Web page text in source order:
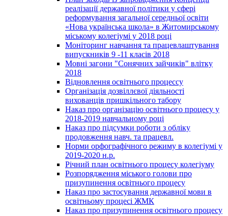
реалізації державної політики у сфері
реформування загальної середньої освіти
«Нова українська школа» в Житомирському
міському колегіумі у 2018 році
Моніторинг навчання та працевлаштування
випускників 9 -11 класів 2018
Мовні загони "Сонячних зайчиків" влітку
2018
Відновлення освітнього процессу
Організація дозвіллєвої діяльності
вихованців пришкільного табору
Наказ про організацію освітнього процесу у
2018-2019 навчальному році
Наказ про підсумки роботи з обліку
продовження навч. та працевл.
Норми орфографічного режиму в колегіумі у
2019-2020 н.р.
Річний план освітнього процесу колегіуму
Розпорядження міського голови про
призупинення освітнього процесу
Наказ про застосування державної мови в
освітньому процесі ЖМК
Наказ про призупинення освітнього процесу